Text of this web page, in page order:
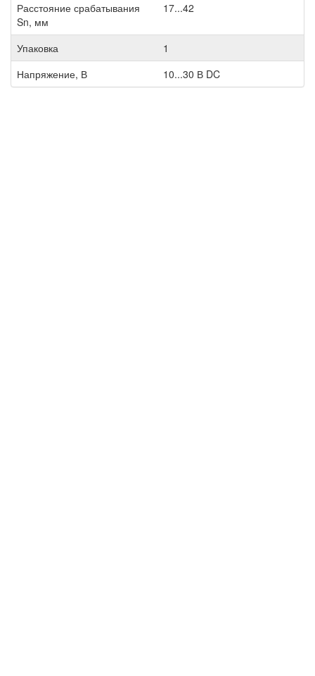
Расстояние срабатывания
Sn, мм
17...42
Упаковка
1
Напряжение, В
10...30 В DC